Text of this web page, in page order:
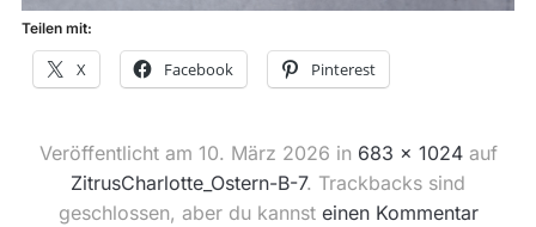
Teilen mit:
X Facebook Pinterest
Veröffentlicht am 10. März 2026 in 683 × 1024auf
ZitrusCharlotte_Ostern-B-7. Trackbacks sind
geschlossen, aber du kannst einen Kommentar